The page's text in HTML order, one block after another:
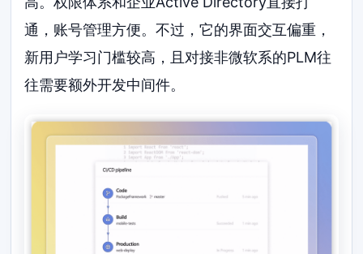
通，账号管理方便。不过，它的界面交互偏重，
新用户学习门槛较高，且对接非微软系的PLM往
往需要额外开发中间件。